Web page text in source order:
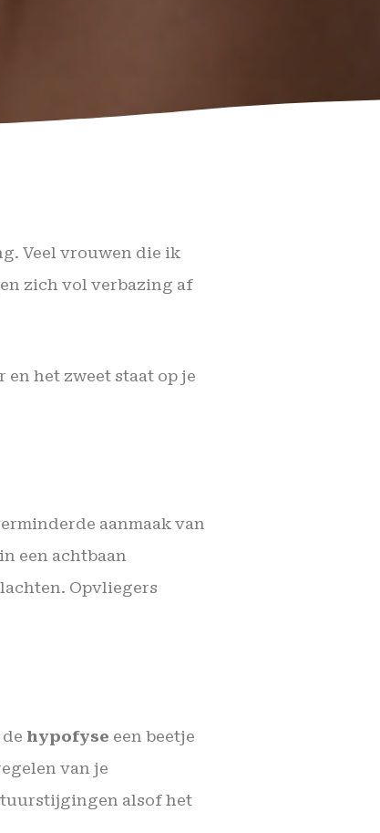
Veel vrouwen die ik
zich vol verbazing af
het zweet staat op je
aanmaak van
een achtbaan
Opvliegers
hypofyse een beetje
van je
alsof het